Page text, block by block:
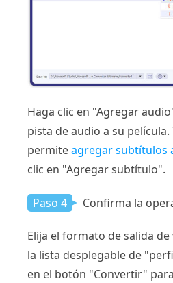
Haga clic en "Agregar
pista de audio a su película.
permiteagregar subtítulos
clic en "Agregar subtítulo".
Paso 4 Confirma la
Elija el formato de salida
la lista desplegable de
en el botón "Convertir"